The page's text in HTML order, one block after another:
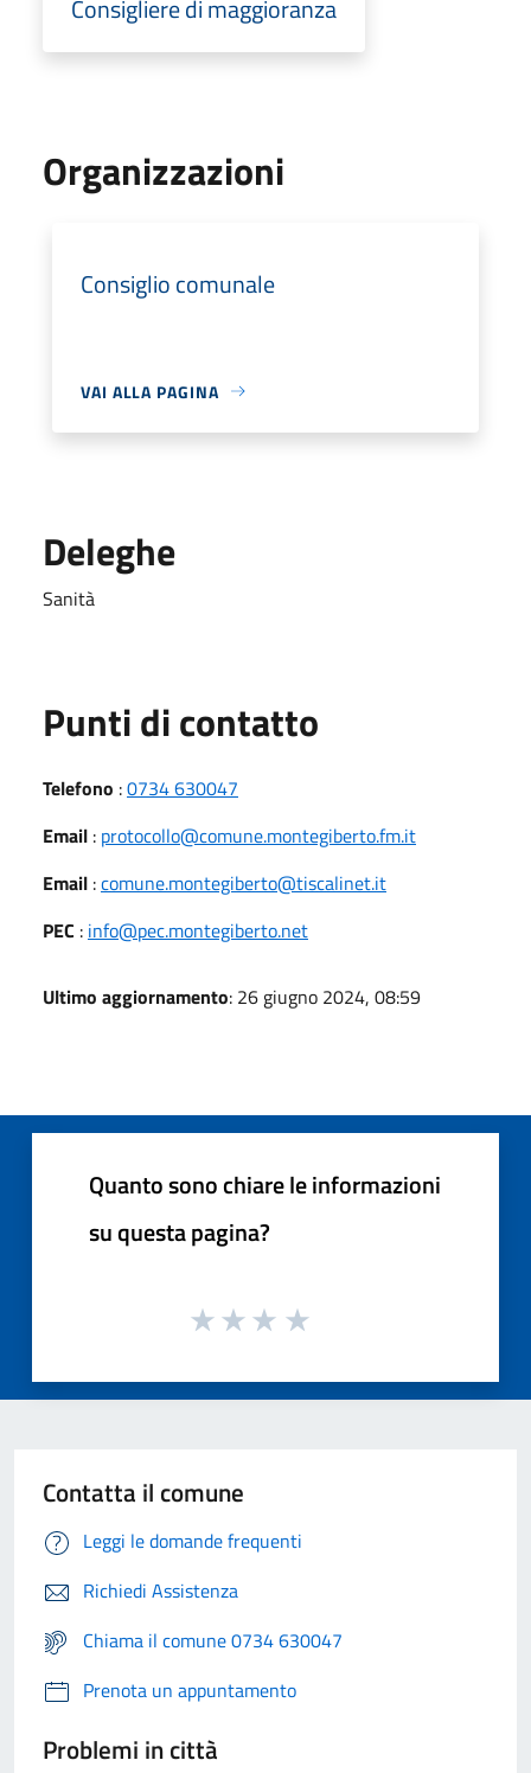
Consigliere di maggioranza
Organizzazioni
Consiglio comunale
VAI ALLA PAGINA
Deleghe
Sanità
Punti di contatto
Telefono :0734 630047
Email : protocollo@comune.montegiberto.fm.it
Email :comune.montegiberto@tiscalinet.it
PEC : info@pec.montegiberto.net
Ultimo aggiornamento: 26 giugno 2024, 08:59
Quanto sono chiare le informazioni
su questa pagina?
Contatta il comune
Leggi le domande frequenti
Richiedi Assistenza
Chiama il comune 0734 630047
Prenota un appuntamento
Problemi in città